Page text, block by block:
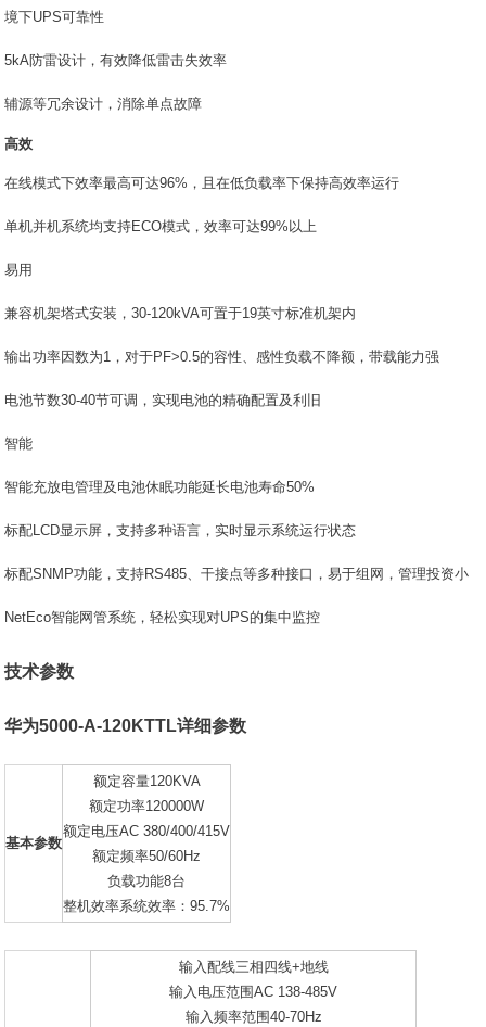
境下UPS可靠性
5kA防雷设计，有效降低雷击失效率
辅源等冗余设计，消除单点故障
高效
在线模式下效率最高可达96%，且在低负载率下保持高效率运行
单机并机系统均支持ECO模式，效率可达99%以上
易用
兼容机架塔式安装，30-120kVA可置于19英寸标准机架内
输出功率因数为1，对于PF>0.5的容性、感性负载不降额，带载能力强
电池节数30-40节可调，实现电池的精确配置及利旧
智能
智能充放电管理及电池休眠功能延长电池寿命50%
标配LCD显示屏，支持多种语言，实时显示系统运行状态
标配SNMP功能，支持RS485、干接点等多种接口，易于组网，管理投资小
NetEco智能网管系统，轻松实现对UPS的集中监控
技术参数
华为5000-A-120KTTL详细参数
基本参数
额定容量120KVA
额定功率120000W
额定电压AC 380/400/415V
额定频率50/60Hz
负载功能8台
整机效率系统效率：95.7%
输入配线三相四线+地线
输入电压范围AC 138-485V
输入频率范围40-70Hz